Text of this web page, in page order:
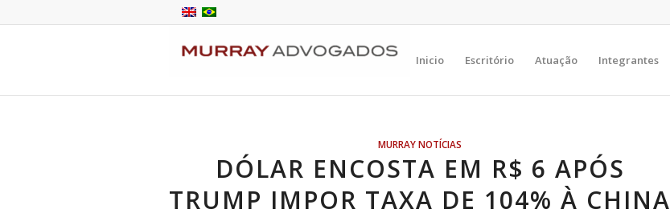
Inicio Escritório Atuação Integrantes
MURRAY NOTÍCIAS
DÓLAR ENCOSTA EM R$ 6 APÓS
TRUMP IMPOR TAXA DE 104% À CHINA